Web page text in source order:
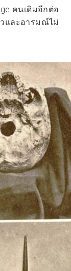
คนเดิมอีกต่อ
วและอารมณ์ไม่